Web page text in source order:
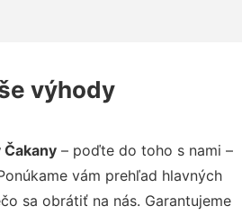
výhody
Čakany – poďte do toho s nami –
vám prehľad hlavných
sa obrátiť na nás. Garantujeme